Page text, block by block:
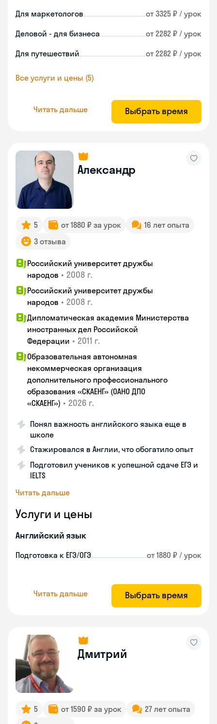
Для маркетологов от 3325 ₽ / урок
Деловой - для бизнеса от 2282 ₽ / урок
Для путешествий от 2282 ₽ / урок
Все услуги и цены (5)
Читать дальше Выбрать время
Александр
5 от 1880 ₽ за урок
16 лет опыта
3 отзыва
Российский университет дружбы
народов • 2008 г.
Российский университет дружбы
народов • 2008 г.
Дипломатическая академия Министерства
иностранных дел Российской
Федерации • 2011 г.
Образовательная автономная
некоммерческая организация
дополнительного профессионального
образования «СКАЕНГ» (ОАНО ДПО
«СКАЕНГ») • 2026 г.
Понял важность английского языка еще в
школе
Стажировался в Англии, что обогатило опыт
Подготовил учеников к успешной сдаче ЕГЭ и
IELTS
Читать дальше
Услуги и цены
Английский язык
Подготовка к ЕГЭ/ОГЭ от 1880 ₽ / урок
Читать дальше Выбрать время
Дмитрий
5 от 1590 ₽ за урок
27 лет опыта